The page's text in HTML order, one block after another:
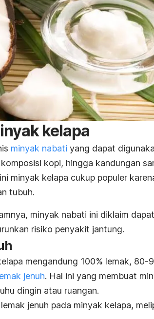
kelapa
minyak nabati yang dapat
kopi, hingga kandungan
minyak kelapa cukup populer
tubuh.
minyak nabati ini diklaim
risiko penyakit jantung.
mengandung 100% lemak, 80-
jenuh. Hal ini yang membuat
dingin atau ruangan.
jenuh pada minyak kelapa,